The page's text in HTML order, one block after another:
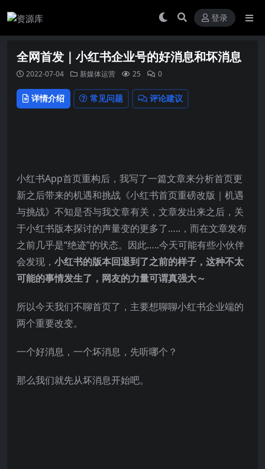
登录
全网首发｜小红书企业号的好消息和坏消息
2022-07-04 新媒体运营 25 0
详情介绍 常见问题 评论建议
小红书App首页重构后，我写了一篇文章来分析首页更
新之后带来的机遇和挑战《小红书首页重磅改版｜机遇
与挑战》不知是否与我文章有关，文章发出来之后，关
于小红书版本探讨的声量变的更多了…..，而在文章发布
之前几乎是“绝迹”的状态。因此…..今天可能有些小伙伴
会发现， 小红书的版本回退到了之前的样子，这种不太
可能的事情发生了，网友的力量可谓真强大～
所以今天我们不聊首页了，主要想聊聊小红书企业端的
两个重要改变。
一个好消息，一个坏消息，先听哪个？
那么我们就先从坏消息开始吧。